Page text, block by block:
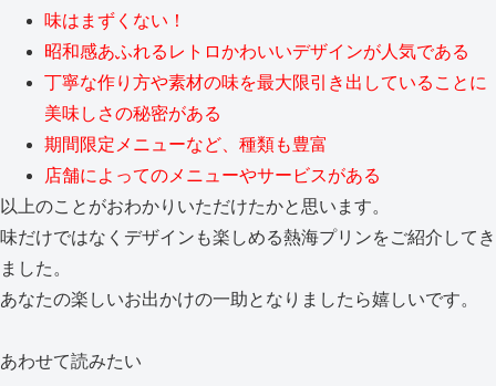
味はまずくない！
昭和感あふれるレトロかわいいデザインが人気である
丁寧な作り方や素材の味を最大限引き出していることに
美味しさの秘密がある
期間限定メニューなど、種類も豊富
店舗によってのメニューやサービスがある
以上のことがおわかりいただけたかと思います。
味だけではなくデザインも楽しめる熱海プリンをご紹介してき
ました。
あなたの楽しいお出かけの一助となりましたら嬉しいです。
あわせて読みたい